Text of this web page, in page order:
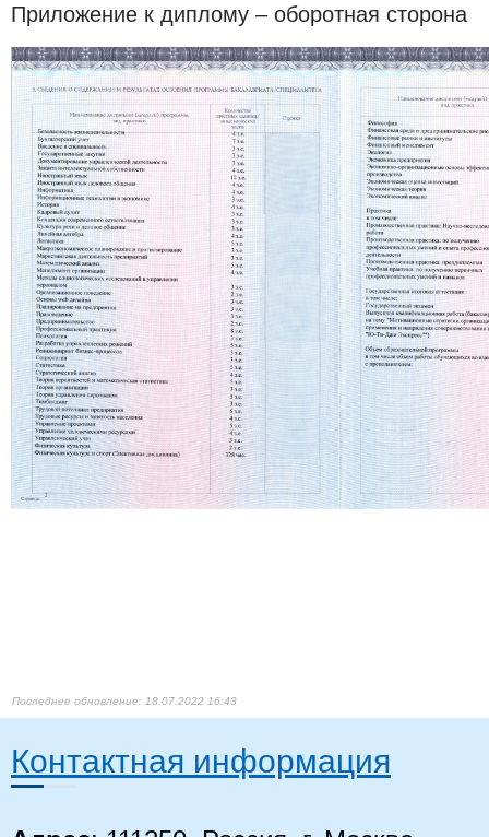
Приложение к диплому – оборотная сторона
18.07.2022 16:43
Контактная информация